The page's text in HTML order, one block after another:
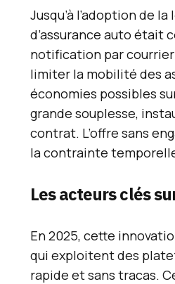
Jusqu’à l’adoption de
d’assurance auto était
notification par
limiter la mobilité des
économies possibles
grande souplesse,
contrat. L’offre sans
la contrainte
Les acteurs clés
En 2025, cette
qui exploitent des
rapide et sans tracas.